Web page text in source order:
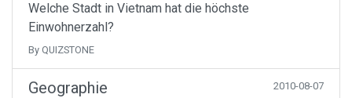
Welche Stadt in Vietnam hat die höchste
Einwohnerzahl?
By QUIZSTONE
Geographie 2010-08-07